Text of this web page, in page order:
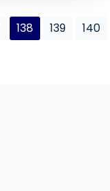
138 139 140